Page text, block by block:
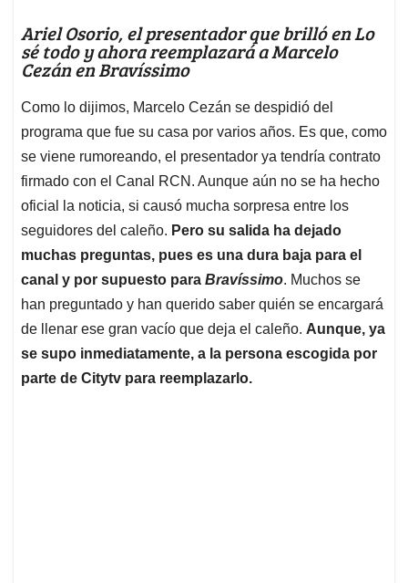
Ariel Osorio, el presentador que brilló en Lo
sé todo y ahora reemplazará a Marcelo
Cezán en Bravíssimo
Como lo dijimos, Marcelo Cezán se despidió del
programa que fue su casa por varios años. Es que, como
se viene rumoreando, el presentador ya tendría contrato
firmado con el Canal RCN. Aunque aún no se ha hecho
oficial la noticia, si causó mucha sorpresa entre los
seguidores del caleño. Pero su salida ha dejado
muchas preguntas, pues es una dura baja para el
canal y por supuesto para Bravíssimo. Muchos se
han preguntado y han querido saber quién se encargará
de llenar ese gran vacío que deja el caleño. Aunque, ya
se supo inmediatamente, a la persona escogida por
parte de Citytv para reemplazarlo.